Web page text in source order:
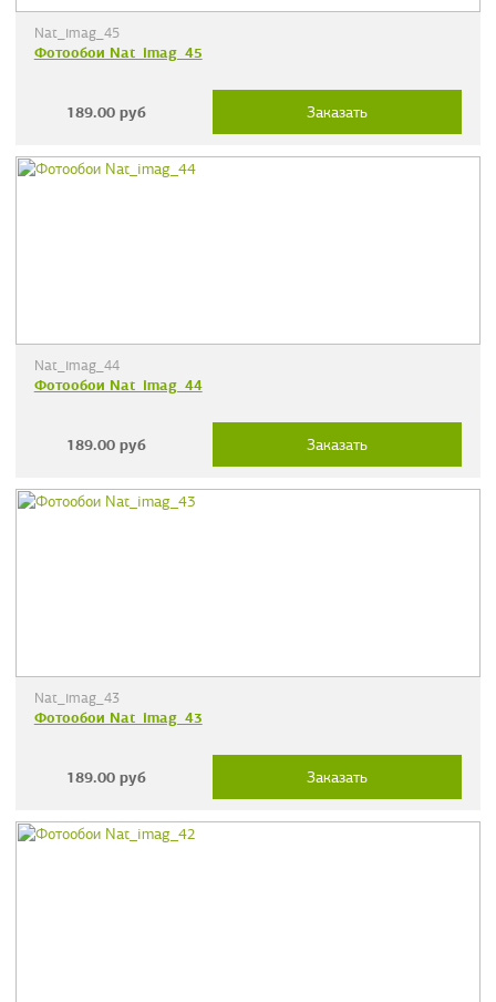
Nat_imag_45
Фотообои Nat_imag_45
189.00 руб Заказать
Nat_imag_44
Фотообои Nat_imag_44
189.00 руб Заказать
Nat_imag_43
Фотообои Nat_imag_43
189.00 руб Заказать